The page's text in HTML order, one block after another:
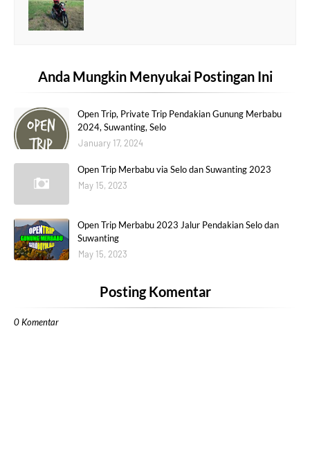
Anda Mungkin Menyukai Postingan Ini
Open Trip, Private Trip Pendakian Gunung Merbabu
2024, Suwanting, Selo
January 17, 2024
Open Trip Merbabu via Selo dan Suwanting 2023
May 15, 2023
Open Trip Merbabu 2023 Jalur Pendakian Selo dan
Suwanting
May 15, 2023
Posting Komentar
0 Komentar